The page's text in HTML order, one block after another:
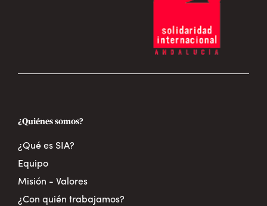
¿Quiénes somos?
¿Qué es SIA?
Equipo
Misión - Valores
¿Con quién trabajamos?